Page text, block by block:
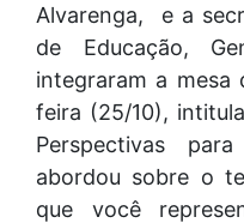
Alvarenga, e a
de Educação,
integraram a mesa
feira (25/10),
Perspectivas
abordou sobre o
que você